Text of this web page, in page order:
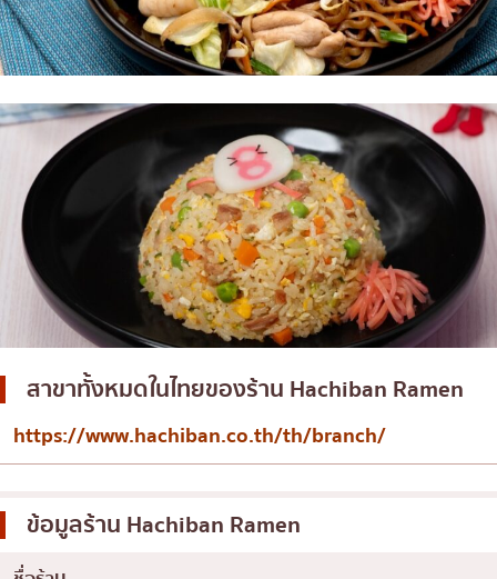
สาขาทั้งหมดในไทยของร้าน Hachiban Ramen
https://www.hachiban.co.th/th/branch/
ข้อมูลร้าน Hachiban Ramen